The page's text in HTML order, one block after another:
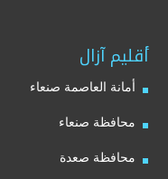
أقليم آزال
أمانة العاصمة صنعاء
محافظة صنعاء
محافظة صعدة